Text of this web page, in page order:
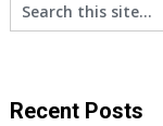
Recent Posts